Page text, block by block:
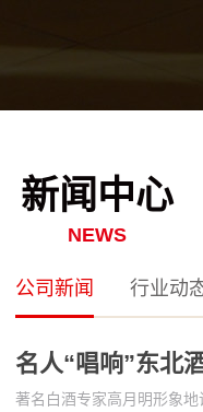
新闻中心
NEWS
公司新闻 行业动
名人“唱响”东北
著名白酒专家高月明形象地